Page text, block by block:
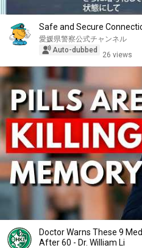
Safe and Secure
愛媛県警察公式チャンネル
Auto-dubbed
26 views
Doctor Warns These 9
After 60 - Dr. William Li